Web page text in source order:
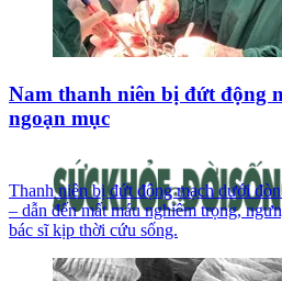
Nam thanh niên bị đứt động
ngoạn mục
Thanh niên bị đứt động mạch dưới
– dẫn đến mất máu nghiêm trọng,
bác sĩ kịp thời cứu sống.